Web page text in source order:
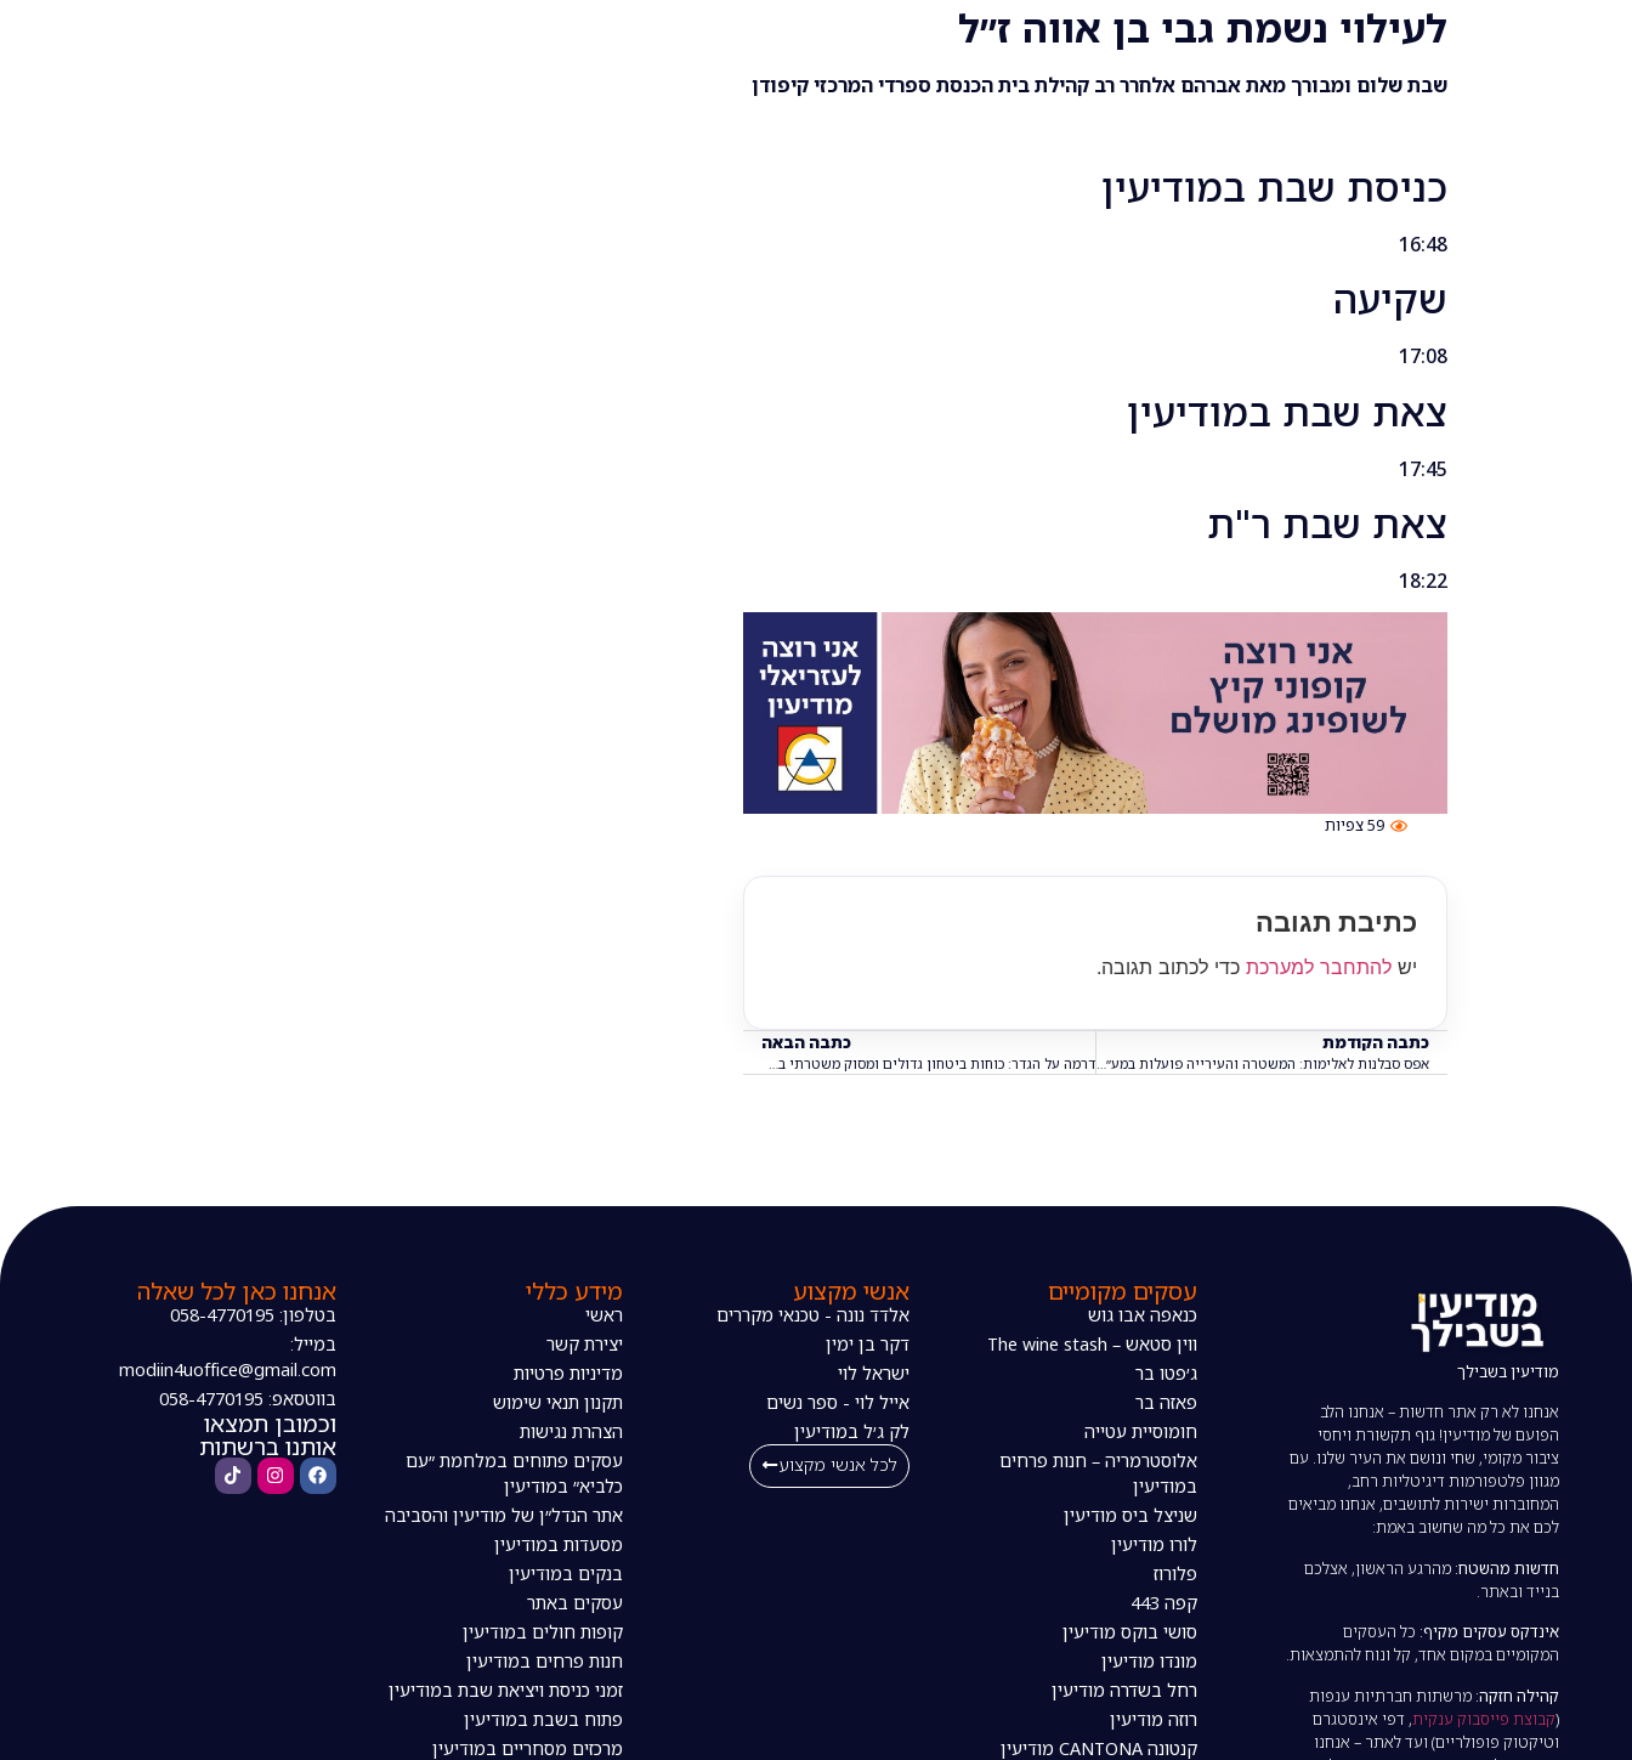
לעילוי נשמת גבי בן אווה ז״ל
שבת שלום ומבורך מאת אברהם אלחרר רב קהילת בית הכנסת ספרדי המרכזי קיפודן
כניסת שבת במודיעין
16:48
שקיעה
17:08
צאת שבת במודיעין
17:45
צאת שבת ר"ת
18:22
59צפיות
כתיבת תגובה
יש להתחבר למערכת כדי לכתוב תגובה.
כתבה הקודמת כתבה הבאה
מודיעין בשבילך
אנחנו לא רק אתר חדשות – אנחנו הלב
הפועם של מודיעין! גוף תקשורת ויחסי
ציבור מקומי, שחי ונושם את העיר שלנו. עם
מגוון פלטפורמות דיגיטליות רחב,
המחוברות ישירות לתושבים, אנחנו מביאים
לכם את כל מה שחשוב באמת:
חדשות מהשטח: מהרגע הראשון, אצלכם
בנייד ובאתר.
אינדקס עסקים מקיף: כל העסקים
המקומיים במקום אחד, קל ונוח להתמצאות.
קהילה חזקה: מרשתות חברתיות ענפות
(קבוצת פייסבוק ענקית, דפי אינסטגרם
וטיקטוק פופולריים) ועד לאתר – אנחנו
עסקים מקומיים
כנאפה אבו גוש
ווין סטאש – The wine stash
ג׳פטו בר
פאזה בר
חומוסיית עטייה
אלוסטרמריה – חנות פרחים
במודיעין
שניצל ביס מודיעין
לורו מודיעין
פלורוז
קפה 443
סושי בוקס מודיעין
מונדו מודיעין
רחל בשדרה מודיעין
רוזה מודיעין
קנטונה CANTONA מודיעין
אנשי מקצוע
אלדד נונה - טכנאי מקררים
דקר בן ימין
ישראל לוי
אייל לוי - ספר נשים
לק ג׳ל במודיעין
לכל אנשי מקצוע
מידע כללי
ראשי
יצירת קשר
מדיניות פרטיות
תקנון תנאי שימוש
הצהרת נגישות
עסקים פתוחים במלחמת ״עם
כלביא״ במודיעין
אתר הנדל״ן של מודיעין והסביבה
מסעדות במודיעין
בנקים במודיעין
עסקים באתר
קופות חולים במודיעין
חנות פרחים במודיעין
זמני כניסת ויציאת שבת במודיעין
פתוח בשבת במודיעין
מרכזים מסחריים במודיעין
אנחנו כאן לכל שאלה
בטלפון: 058-4770195
במייל:
modiin4uoffice@gmail.com
בווטסאפ: 058-4770195
וכמובן תמצאו
אותנו ברשתות